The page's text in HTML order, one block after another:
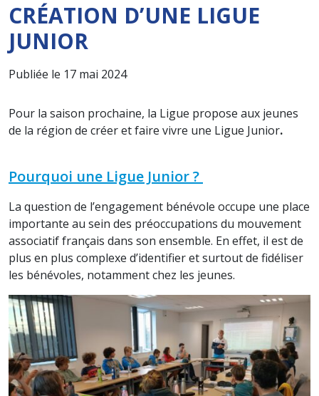
CRÉATION D’UNE LIGUE
JUNIOR
Publiée le 17 mai 2024
Pour la saison prochaine, la Ligue propose aux jeunes
de la région de créer et faire vivre une Ligue Junior.
Pourquoi une Ligue Junior ?
La question de l’engagement bénévole occupe une place
importante au sein des préoccupations du mouvement
associatif français dans son ensemble. En effet, il est de
plus en plus complexe d’identifier et surtout de fidéliser
les bénévoles, notamment chez les jeunes.